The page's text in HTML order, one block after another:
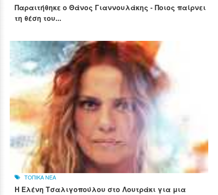
Παραιτήθηκε ο Θάνος Γιαννουλάκης - Ποιος παίρνει
τη θέση του...
ΤΟΠΙΚΑ ΝΕΑ
Η Ελένη Τσαλιγοπούλου στο Λουτράκι για μια